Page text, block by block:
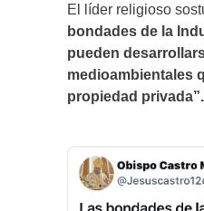
El líder religioso
bondades de la
pueden
medioambientales
propiedad privada”.